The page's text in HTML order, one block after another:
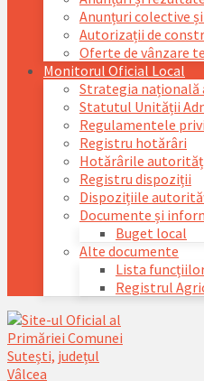
Anunțuri colective
Autorizații de
Oferte de vânzare
Monitorul Oficial Local
Strategia națională
Statutul Unității
Regulamentele
Registru hotărâri
Hotărârile
Registru dispoziții
Dispozițiile
Documente și
Buget local
Alte documente
Lista
Registrul